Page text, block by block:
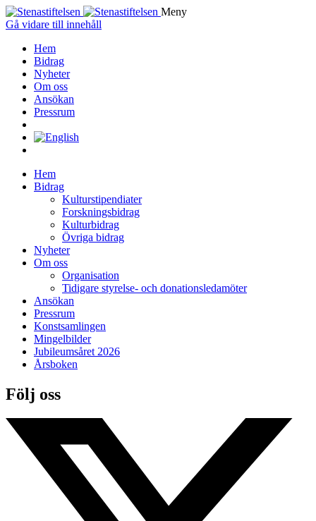
Meny
Gå vidare till innehåll
Hem
Bidrag
Nyheter
Om oss
Ansökan
Pressrum
Hem
Bidrag
Kulturstipendiater
Forskningsbidrag
Kulturbidrag
Övriga bidrag
Nyheter
Om oss
Organisation
Tidigare styrelse- och donationsledamöter
Ansökan
Pressrum
Konstsamlingen
Mingelbilder
Jubileumsåret 2026
Årsboken
Följ oss